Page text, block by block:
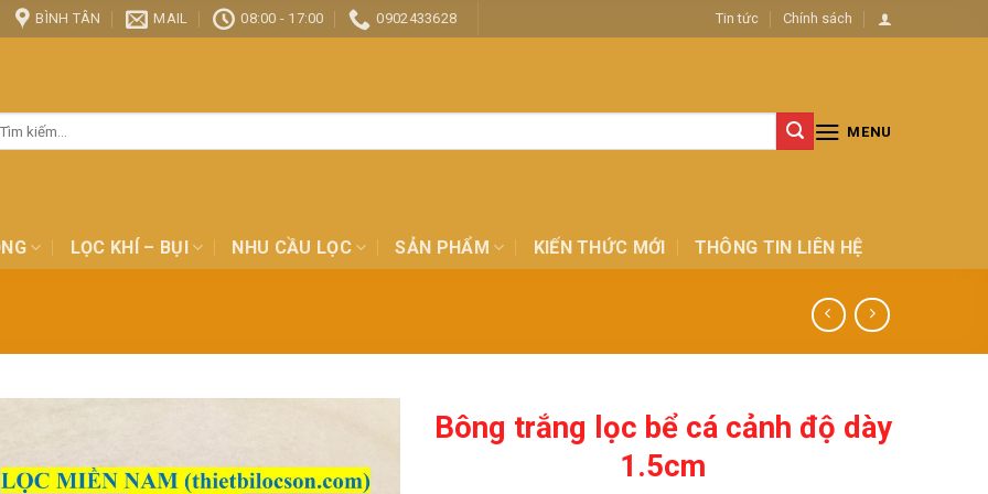
BÌNH TÂN MAIL 08:00 - 17:00 0902433628 Tin tức Chính sách
MENU
LỌC KHÍ – BỤI NHU CẦU LỌC SẢN PHẨM KIẾN THỨC MỚI THÔNG TIN LIÊN HỆ
Bông trắng lọc bể cá cảnh độ dày
1.5cm